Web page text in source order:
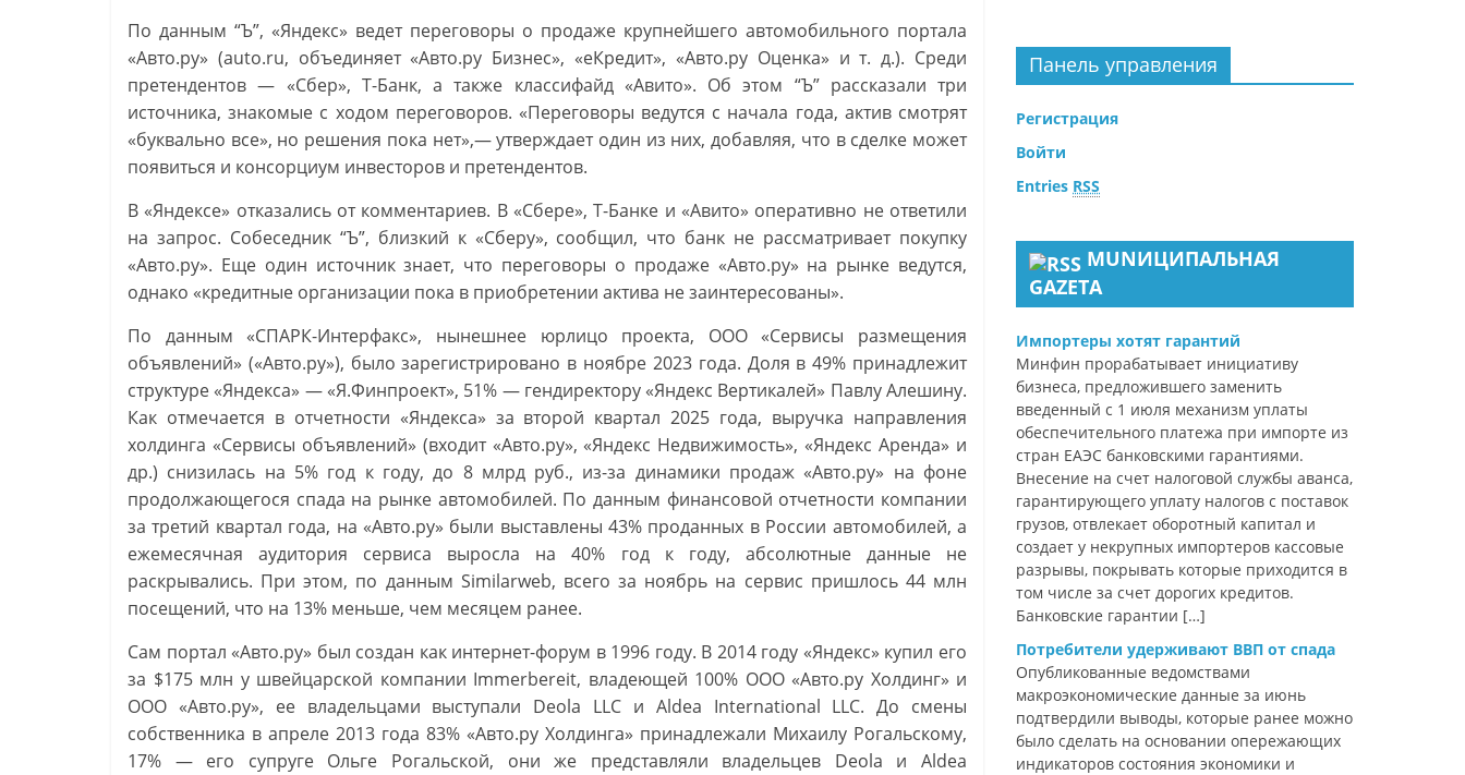
k
i
ь
По данным “Ъ”, «Яндекс» ведет переговоры о продаже крупнейшего автомобильного портала
«Авто.ру» (auto.ru, объединяет «Авто.ру Бизнес», «еКредит», «Авто.ру Оценка» и т. д.). Среди
претендентов — «Сбер», Т-Банк, а также классифайд «Авито». Об этом “Ъ” рассказали три
источника, знакомые с ходом переговоров. «Переговоры ведутся с начала года, актив смотрят
«буквально все», но решения пока нет»,— утверждает один из них, добавляя, что в сделке может
появиться и консорциум инвесторов и претендентов.
В «Яндексе» отказались от комментариев. В «Сбере», Т-Банке и «Авито» оперативно не ответили
на запрос. Собеседник “Ъ”, близкий к «Сберу», сообщил, что банк не рассматривает покупку
«Авто.ру». Еще один источник знает, что переговоры о продаже «Авто.ру» на рынке ведутся,
однако «кредитные организации пока в приобретении актива не заинтересованы».
По данным «СПАРК-Интерфакс», нынешнее юрлицо проекта, ООО «Сервисы размещения
объявлений» («Авто.ру»), было зарегистрировано в ноябре 2023 года. Доля в 49% принадлежит
структуре «Яндекса» — «Я.Финпроект», 51% — гендиректору «Яндекс Вертикалей» Павлу Алешину.
Как отмечается в отчетности «Яндекса» за второй квартал 2025 года, выручка направления
холдинга «Сервисы объявлений» (входит «Авто.ру», «Яндекс Недвижимость», «Яндекс Аренда» и
др.) снизилась на 5% год к году, до 8 млрд руб., из-за динамики продаж «Авто.ру» на фоне
продолжающегося спада на рынке автомобилей. По данным финансовой отчетности компании
за третий квартал года, на «Авто.ру» были выставлены 43% проданных в России автомобилей, а
ежемесячная аудитория сервиса выросла на 40% год к году, абсолютные данные не
раскрывались. При этом, по данным Similarweb, всего за ноябрь на сервис пришлось 44 млн
посещений, что на 13% меньше, чем месяцем ранее.
Сам портал «Авто.ру» был создан как интернет-форум в 1996 году. В 2014 году «Яндекс» купил его
за $175 млн у швейцарской компании Immerbereit, владеющей 100% ООО «Авто.ру Холдинг» и
ООО «Авто.ру», ее владельцами выступали Deola LLC и Aldea International LLC. До смены
собственника в апреле 2013 года 83% «Авто.ру Холдинга» принадлежали Михаилу Рогальскому,
17% — его супруге Ольге Рогальской, они же представляли владельцев Deola и Aldea
Панель управления
Регистрация
Войти
Entries RSS
MUNИЦИПАЛЬНАЯ
GAZЕТА
Импортеры хотят гарантий
Минфин прорабатывает инициативу
бизнеса, предложившего заменить
введенный с 1 июля механизм уплаты
обеспечительного платежа при импорте из
стран ЕАЭС банковскими гарантиями.
Внесение на счет налоговой службы аванса,
гарантирующего уплату налогов с поставок
грузов, отвлекает оборотный капитал и
создает у некрупных импортеров кассовые
разрывы, покрывать которые приходится в
том числе за счет дорогих кредитов.
Банковские гарантии […]
Потребители удерживают ВВП от спада
Опубликованные ведомствами
макроэкономические данные за июнь
подтвердили выводы, которые ранее можно
было сделать на основании опережающих
индикаторов состояния экономики и